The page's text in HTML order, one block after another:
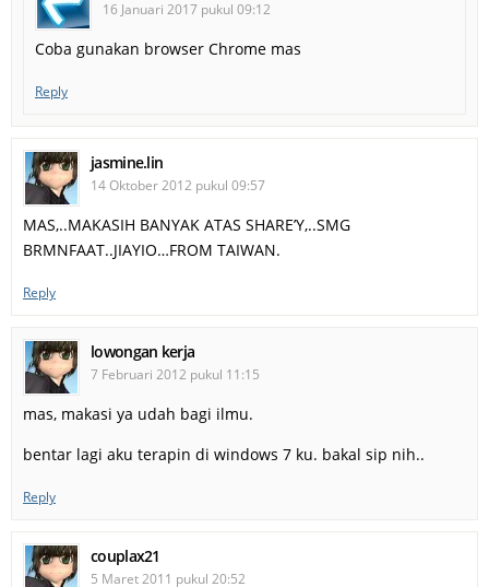
16 Januari 2017 pukul 09:12
Coba gunakan browser Chrome mas
Reply
jasmine.lin
14 Oktober 2012 pukul 09:57
MAS,..MAKASIH BANYAK ATAS SHARE’Y,..SMG
BRMNFAAT..JIAYIO…FROM TAIWAN.
Reply
lowongan kerja
7 Februari 2012 pukul 11:15
mas, makasi ya udah bagi ilmu.
bentar lagi aku terapin di windows 7 ku. bakal sip nih..
Reply
couplax21
5 Maret 2011 pukul 20:52